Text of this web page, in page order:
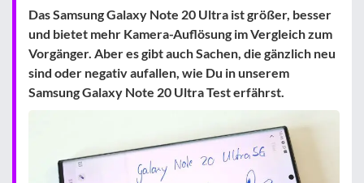
Das Samsung Galaxy Note 20 Ultra ist größer, besser
und bietet mehr Kamera-Auflösung im Vergleich zum
Vorgänger. Aber es gibt auch Sachen, die gänzlich neu
sind oder negativ aufallen, wie Du in unserem
Samsung Galaxy Note 20 Ultra Test erfährst.